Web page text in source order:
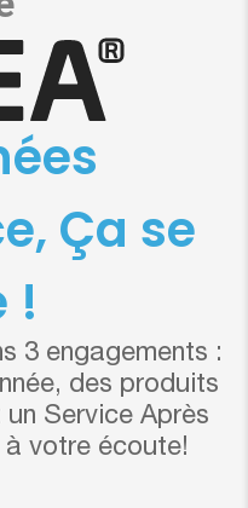
Ça se
!
3 engagements :
des produits
Service Après
à votre écoute!